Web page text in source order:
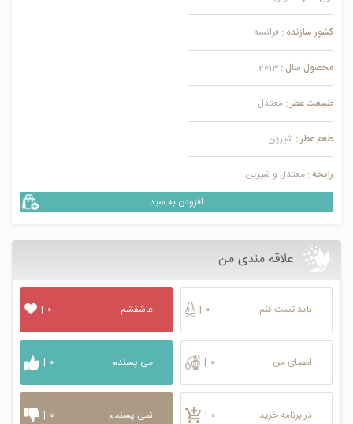
کشور سازنده : فرانسه
محصول سال : 2013
طبیعت عطر : معتدل
طعم عطر : شیرین
رایحه : معتدل و شیرین
افزودن به سبد
علاقه مندی من
باید تست کنم | ۰
امضای من | ۰
در برنامه خرید | ۰
عاشقشم | ۰
می پسندم | ۰
نمی پسندم | ۰